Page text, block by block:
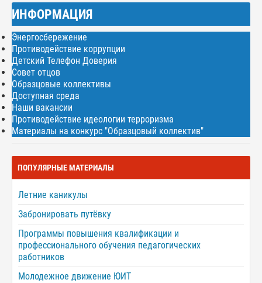
ИНФОРМАЦИЯ
Энергосбережение
Противодействие коррупции
Детский Телефон Доверия
Совет отцов
Образцовые коллективы
Доступная среда
Наши вакансии
Противодействие идеологии терроризма
Материалы на конкурс "Образцовый коллектив"
ПОПУЛЯРНЫЕ МАТЕРИАЛЫ
Летние каникулы
Забронировать путёвку
Программы повышения квалификации и
профессионального обучения педагогических
работников
Молодежное движение ЮИТ